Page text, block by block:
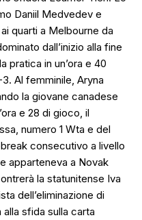
Daniil Medvedev e
quarti a Melbourne da
dall’inizio alla fine
pratica in un’ora e 40
Al femminile, Aryna
la giovane canadese
e 28 di gioco, il
numero 1 Wta e del
consecutivo a livello
apparteneva a Novak
la statunitense Iva
dell’eliminazione di
sfida sulla carta